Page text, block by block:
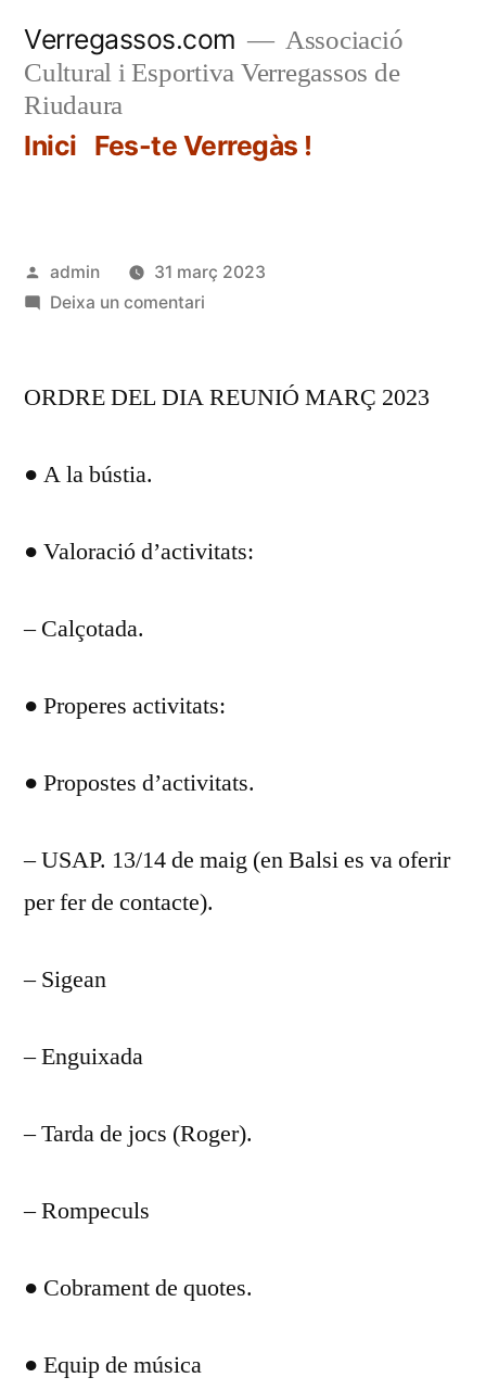
contingut
Verregassos.com
Associació
Cultural i Esportiva Verregassos de
Riudaura
Inici Fes-te Verregàs !
Publicat
per
admin
31 març 2023
Deixa un comentaria
ORDRE DEL DIA REUNIÓ MARÇ 2023
● A la bústia.
● Valoració d’activitats:
– Calçotada.
● Properes activitats:
● Propostes d’activitats.
– USAP. 13/14 de maig (en Balsi es va oferir
per fer de contacte).
– Sigean
– Enguixada
– Tarda de jocs (Roger).
– Rompeculs
● Cobrament de quotes.
● Equip de música